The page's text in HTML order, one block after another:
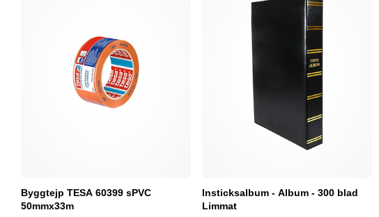
Byggtejp TESA 60399 sPVC
50mmx33m
Insticksalbum - Album - 300 blad
Limmat